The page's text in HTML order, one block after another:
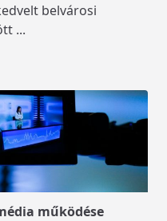
belvárosi
...
működése